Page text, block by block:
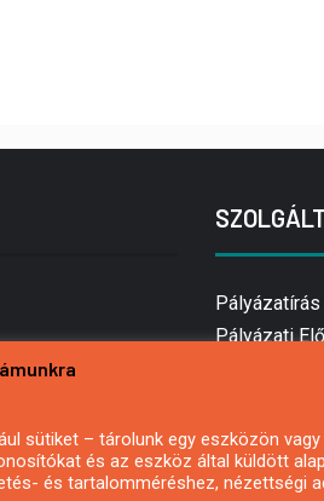
Pályázatírás
Pályázati
sütiket – tárolunk egy eszközön
és az eszköz által küldött
és tartalomméréshez, nézettségi